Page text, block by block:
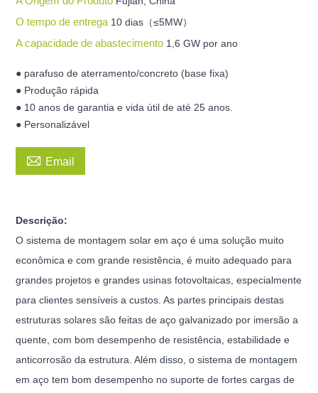
O tempo de entrega 10 dias（≤5MW）
A capacidade de abastecimento 1,6 GW por ano
● parafuso de aterramento/concreto (base fixa)
● Produção rápida
● 10 anos de garantia e vida útil de até 25 anos.
● Personalizável
 Email
Descrição:
O sistema de montagem solar em aço é uma solução muito
econômica e com grande resistência, é muito adequado para
grandes projetos e grandes usinas fotovoltaicas, especialmente
para clientes sensíveis a custos. As partes principais destas
estruturas solares são feitas de aço galvanizado por imersão a
quente, com bom desempenho de resistência, estabilidade e
anticorrosão da estrutura. Além disso, o sistema de montagem
em aço tem bom desempenho no suporte de fortes cargas de